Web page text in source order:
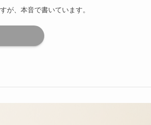
が、本音で書いています。